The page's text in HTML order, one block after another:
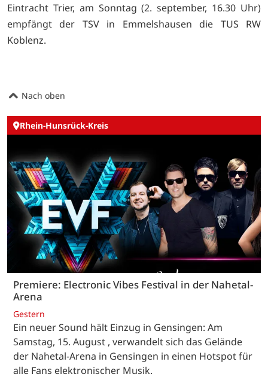
Eintracht Trier, am Sonntag (2. september, 16.30 Uhr)
empfängt der TSV in Emmelshausen die TUS RW
Koblenz.
Nach oben
Rhein-Hunsrück-Kreis
Premiere: Electronic Vibes Festival in der Nahetal-
Arena
Gestern
Ein neuer Sound hält Einzug in Gensingen: Am
Samstag, 15. August , verwandelt sich das Gelände
der Nahetal-Arena in Gensingen in einen Hotspot für
alle Fans elektronischer Musik.